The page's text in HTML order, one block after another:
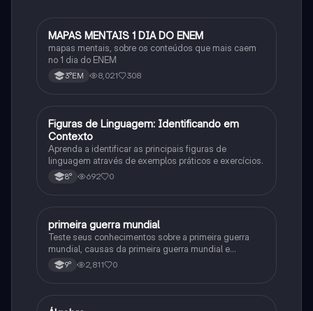
Português
MAPAS MENTAIS 1 DIA DO ENEM
mapas mentais, sobre os conteúdos que mais caem
no 1 dia do ENEM
3°EM 8,021 308
FPortuguês
Figuras de Linguagem: Identificando em
Contexto
Aprenda a identificar as principais figuras de
linguagem através de exemplos práticos e exercícios.
8° 692 0
História
primeira guerra mundial
Teste seus conhecimentos sobre a primeira guerra
mundial, causas da primeira guerra mundial e
consequências da Primeira Guerra Mundial, fases da
primeira guerra mundial
9° 2,811 0